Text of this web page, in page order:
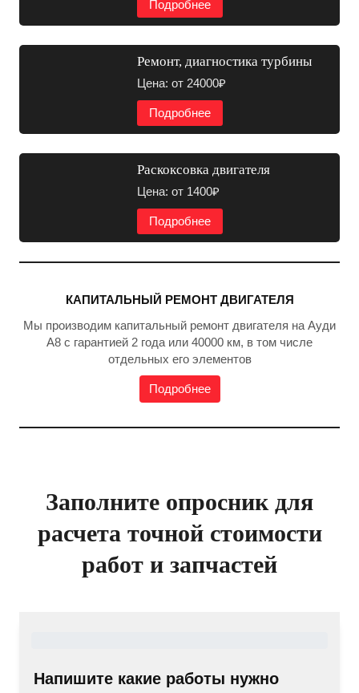
Подробнее
Ремонт, диагностика турбины
Цена: от 24000₽
Подробнее
Раскоксовка двигателя
Цена: от 1400₽
Подробнее
КАПИТАЛЬНЫЙ РЕМОНТ ДВИГАТЕЛЯ
Мы производим капитальный ремонт двигателя на Ауди
А8 с гарантией 2 года или 40000 км, в том числе
отдельных его элементов
Подробнее
Заполните опросник для
расчета точной стоимости
работ и запчастей
Напишите какие работы нужно